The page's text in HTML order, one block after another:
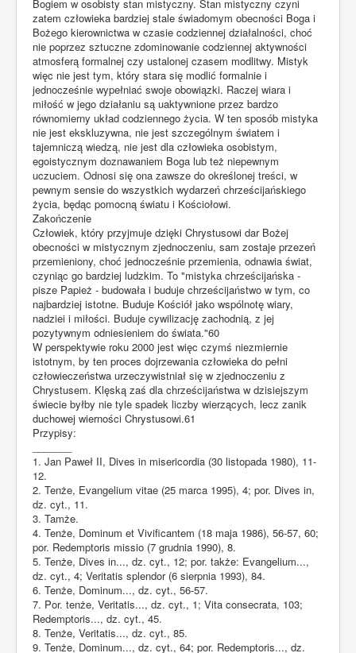
Bogiem w osobisty stan mistyczny. Stan mistyczny czyni
zatem człowieka bardziej stale świadomym obecności Boga i
Bożego kierownictwa w czasie codziennej działalności, choć
nie poprzez sztuczne zdominowanie codziennej aktywności
atmosferą formalnej czy ustalonej czasem modlitwy. Mistyk
więc nie jest tym, który stara się modlić formalnie i
jednocześnie wypełniać swoje obowiązki. Raczej wiara i
miłość w jego działaniu są uaktywnione przez bardzo
równomierny układ codziennego życia. W ten sposób mistyka
nie jest ekskluzywna, nie jest szczególnym światem i
tajemniczą wiedzą, nie jest dla człowieka osobistym,
egoistycznym doznawaniem Boga lub też niepewnym
uczuciem. Odnosi się ona zawsze do określonej treści, w
pewnym sensie do wszystkich wydarzeń chrześcijańskiego
życia, będąc pomocną światu i Kościołowi.
Zakończenie
Człowiek, który przyjmuje dzięki Chrystusowi dar Bożej
obecności w mistycznym zjednoczeniu, sam zostaje przezeń
przemieniony, choć jednocześnie przemienia, odnawia świat,
czyniąc go bardziej ludzkim. To "mistyka chrześcijańska -
pisze Papież - budowała i buduje chrześcijaństwo w tym, co
najbardziej istotne. Buduje Kościół jako wspólnotę wiary,
nadziei i miłości. Buduje cywilizację zachodnią, z jej
pozytywnym odniesieniem do świata."60
W perspektywie roku 2000 jest więc czymś niezmiernie
istotnym, by ten proces dojrzewania człowieka do pełni
człowieczeństwa urzeczywistniał się w zjednoczeniu z
Chrystusem. Klęską zaś dla chrześcijaństwa w dzisiejszym
świecie byłby nie tyle spadek liczby wierzących, lecz zanik
duchowej wierności Chrystusowi.61
Przypisy:
1. Jan Paweł II, Dives in misericordia (30 listopada 1980), 11-
12.
2. Tenże, Evangelium vitae (25 marca 1995), 4; por. Dives in,
dz. cyt., 11.
3. Tamże.
4. Tenże, Dominum et Vivificantem (18 maja 1986), 56-57, 60;
por. Redemptoris missio (7 grudnia 1990), 8.
5. Tenże, Dives in..., dz. cyt., 12; por. także: Evangelium...,
dz. cyt., 4; Veritatis splendor (6 sierpnia 1993), 84.
6. Tenże, Dominum..., dz. cyt., 56-57.
7. Por. tenże, Veritatis..., dz. cyt., 1; Vita consecrata, 103;
Redemptoris..., dz. cyt., 45.
8. Tenże, Veritatis..., dz. cyt., 85.
9. Tenże, Dominum..., dz. cyt., 64; por. Redemptoris..., dz.